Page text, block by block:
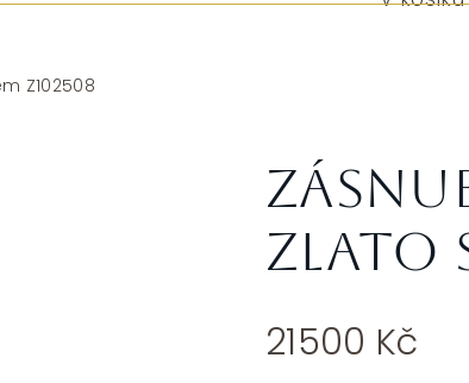
Z102508
zlato
21500 Kč